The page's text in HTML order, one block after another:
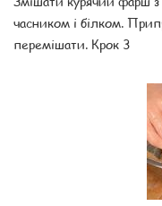
часником і білком.
перемішати. Крок 3